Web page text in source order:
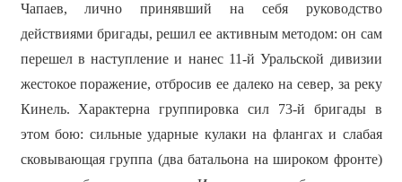
Чапаев, лично принявший на себя руководство
действиями бригады, решил ее активным методом: он сам
перешел в наступление и нанес 11-й Уральской дивизии
жестокое поражение, отбросив ее далеко на север, за реку
Кинель. Характерна группировка сил 73-й бригады в
этом бою: сильные ударные кулаки на флангах и слабая
сковывающая группа (два батальона на широком фронте)